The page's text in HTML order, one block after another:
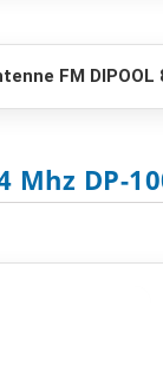
FM
Mhz DP-